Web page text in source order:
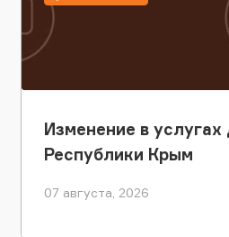
Изменение в услугах
Республики Крым
07 августа, 2026